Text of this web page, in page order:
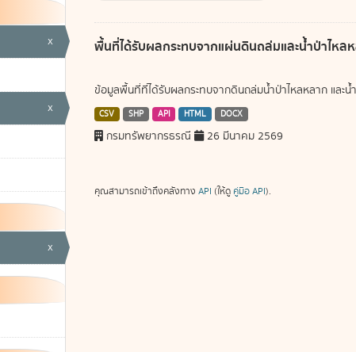
x
x
x
พื้นที่ได้รับผลกระทบจากแผ่นดินถล่มและน้ำป่าไหล
ข้อมูลพื้นที่ที่ได้รับผลกระทบจากดินถล่มน้ำป่าไหลหลาก และ
CSV SHP API HTML DOCX
กรมทรัพยากรธรณี 26 มีนาคม 2569
คุณสามารถเข้าถึงคลังทาง API (ให้ดู คู่มือ API).